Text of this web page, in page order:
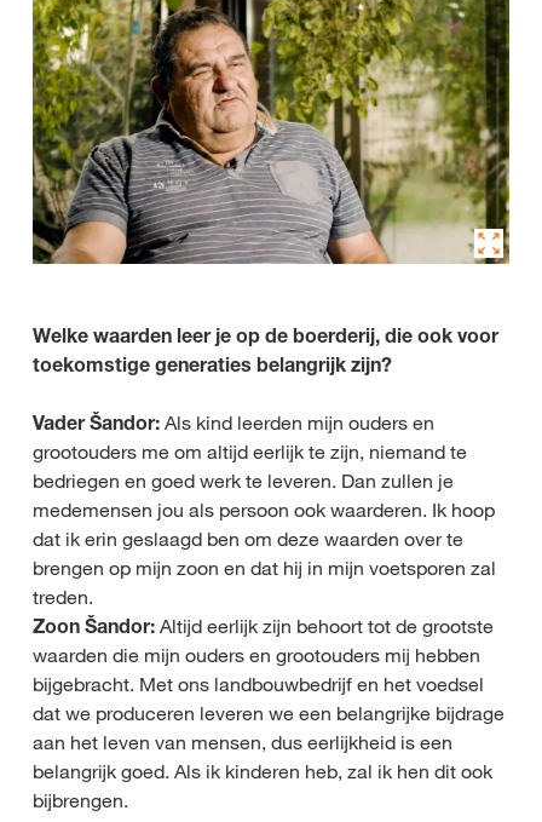
Welke waarden leer je op de boerderij, die ook voor
toekomstige generaties belangrijk zijn?
Vader Šandor: Als kind leerden mijn ouders en
grootouders me om altijd eerlijk te zijn, niemand te
bedriegen en goed werk te leveren. Dan zullen je
medemensen jou als persoon ook waarderen. Ik hoop
dat ik erin geslaagd ben om deze waarden over te
brengen op mijn zoon en dat hij in mijn voetsporen zal
treden.
Zoon Šandor: Altijd eerlijk zijn behoort tot de grootste
waarden die mijn ouders en grootouders mij hebben
bijgebracht. Met ons landbouwbedrijf en het voedsel
dat we produceren leveren we een belangrijke bijdrage
aan het leven van mensen, dus eerlijkheid is een
belangrijk goed. Als ik kinderen heb, zal ik hen dit ook
bijbrengen.